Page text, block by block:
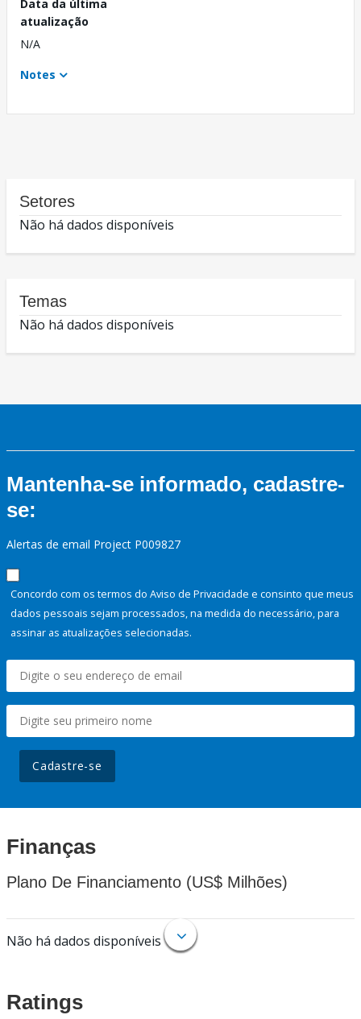
Data da última
atualização
N/A
Notes
Setores
Não há dados disponíveis
Temas
Não há dados disponíveis
Mantenha-se informado, cadastre-
se:
Alertas de email Project P009827
Concordo com os termos do Aviso de Privacidade e consinto que meus
dados pessoais sejam processados, na medida do necessário, para
assinar as atualizações selecionadas.
Cadastre-se
Finanças
Plano De Financiamento (US$ Milhões)
Não há dados disponíveis
Ratings